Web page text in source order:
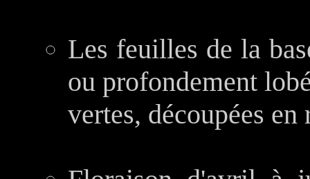
Les feuilles de la
ou profondement
vertes, découpées en